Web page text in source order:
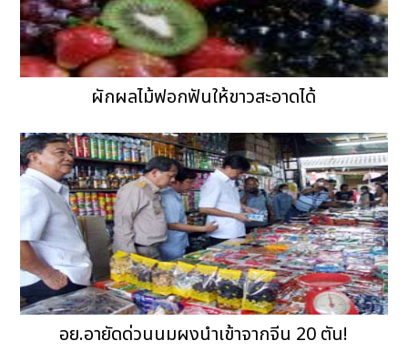
ผักผลไม้ฟอกฟันให้ขาวสะอาดได้
อย.อายัดด่วนนมผงนำเข้าจากจีน 20 ตัน!